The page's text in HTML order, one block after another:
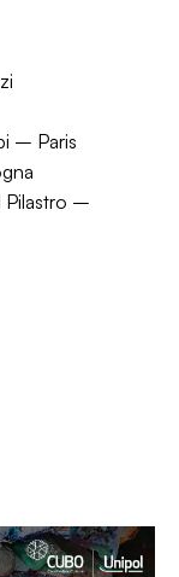
– Paris
Pilastro –